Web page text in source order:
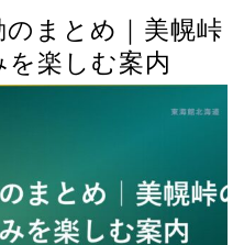
まとめ｜美幌峠
楽しむ案内